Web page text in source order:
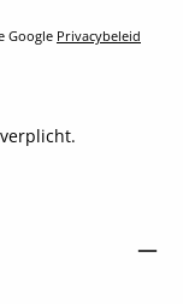
Google Privacybeleid